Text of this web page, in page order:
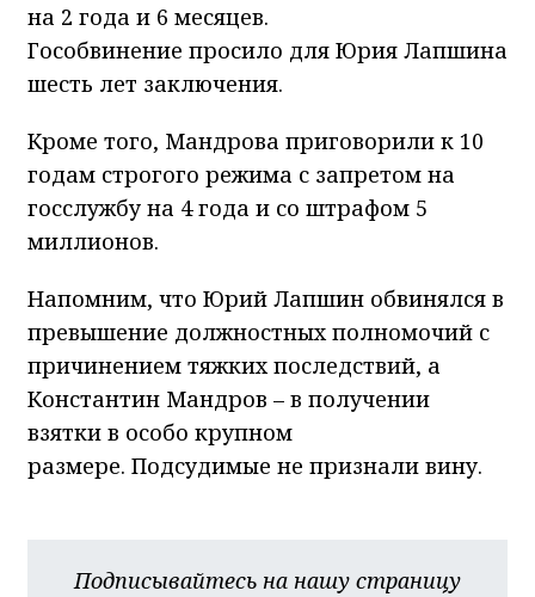
на 2 года и 6 месяцев.
Гособвинение просило для Юрия Лапшина
шесть лет заключения.
Кроме того, Мандрова приговорили к 10
годам строгого режима с запретом на
госслужбу на 4 года и со штрафом 5
миллионов.
Напомним, что Юрий Лапшин обвинялся в
превышение должностных полномочий с
причинением тяжких последствий, а
Константин Мандров – в получении
взятки в особо крупном
размере. Подсудимые не признали вину.
Подписывайтесь на нашу страницу